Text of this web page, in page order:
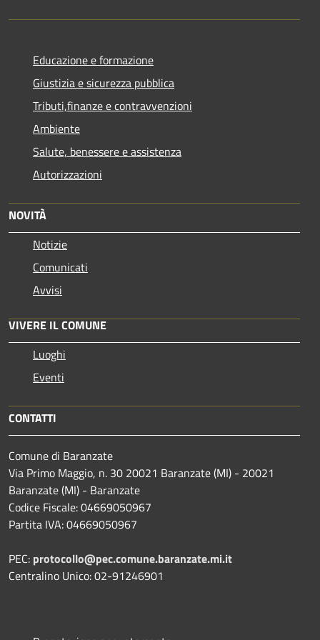
Educazione e formazione
Giustizia e sicurezza pubblica
Tributi,finanze e contravvenzioni
Ambiente
Salute, benessere e assistenza
Autorizzazioni
NOVITÀ
Notizie
Comunicati
Avvisi
VIVERE IL COMUNE
Luoghi
Eventi
CONTATTI
Comune di Baranzate
Via Primo Maggio, n. 30 20021 Baranzate (MI) - 20021
Baranzate (MI) - Baranzate
Codice Fiscale: 04669050967
Partita IVA: 04669050967
PEC: protocollo@pec.comune.baranzate.mi.it
Centralino Unico: 02-91246901